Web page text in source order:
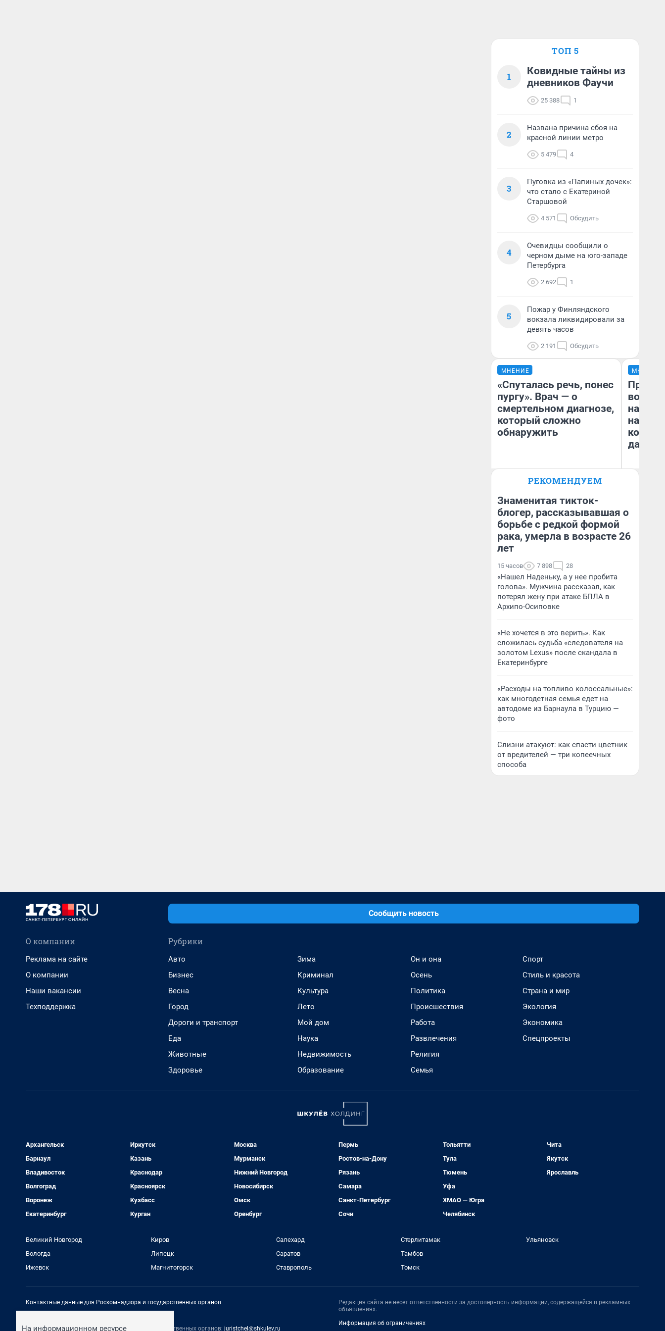
ТОП 5
1
Ковидные тайны из
дневников Фаучи
25 388 1
2
Названа причина сбоя на
красной линии метро
5 479 4
3
Пуговка из «Папиных дочек»:
что стало с Екатериной
Старшовой
4 571 Обсудить
4
Очевидцы сообщили о
черном дыме на юго-западе
Петербурга
2 692 1
5
Пожар у Финляндского
вокзала ликвидировали за
девять часов
2 191 Обсудить
МНЕНИЕ
«Спуталась речь, понес
пургу». Врач — о
смертельном диагнозе,
который сложно
обнаружить
Главврач клиники
Волковой»
МНЕНИЕ
нам
даже
РЕКОМЕНДУЕМ
Знаменитая тикток-
блогер, рассказывавшая о
борьбе с редкой формой
рака, умерла в возрасте 26
лет
15 часов 7 898 28
«Нашел Наденьку, а у нее пробита
голова». Мужчина рассказал, как
потерял жену при атаке БПЛА в
Архипо-Осиповке
«Не хочется в это верить». Как
сложилась судьба «следователя на
золотом Lexus» после скандала в
Екатеринбурге
«Расходы на топливо колоссальные»:
как многодетная семья едет на
автодоме из Барнаула в Турцию —
фото
Слизни атакуют: как спасти цветник
от вредителей — три копеечных
способа
Сообщить новость
О компании
Реклама на сайте
О компании
Наши вакансии
Техподдержка
Рубрики
Авто
Бизнес
Весна
Город
Дороги и транспорт
Еда
Животные
Здоровье
Зима
Криминал
Культура
Лето
Мой дом
Наука
Недвижимость
Образование
Он и она
Осень
Политика
Происшествия
Работа
Развлечения
Религия
Семья
Спорт
Стиль и красота
Страна и мир
Экология
Экономика
Спецпроекты
Архангельск
Барнаул
Владивосток
Волгоград
Воронеж
Екатеринбург
Иркутск
Казань
Краснодар
Красноярск
Кузбасс
Курган
Москва
Мурманск
Нижний Новгород
Новосибирск
Омск
Оренбург
Пермь
Ростов-на-Дону
Рязань
Самара
Санкт-Петербург
Сочи
Тольятти
Тула
Тюмень
Уфа
ХМАО — Югра
Челябинск
Чита
Якутск
Ярославль
Великий Новгород
Вологда
Ижевск
Киров
Липецк
Магнитогорск
Салехард
Саратов
Ставрополь
Стерлитамак
Тамбов
Томск
Ульяновск
Контактные данные для Роскомнадзора и государственных органов
Контактные данные для Роскомнадзора и государственных органов: juristchel@shkulev.ru
Редакция сайта не несет ответственности за достоверность информации, содержащейся в рекламных
объявлениях.
Информация об ограничениях
На информационном ресурсе